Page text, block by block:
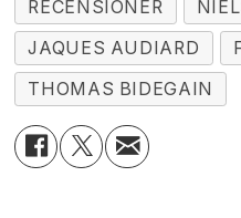
RECENSIONER
JAQUES AUDIARD
THOMAS BIDEGAIN